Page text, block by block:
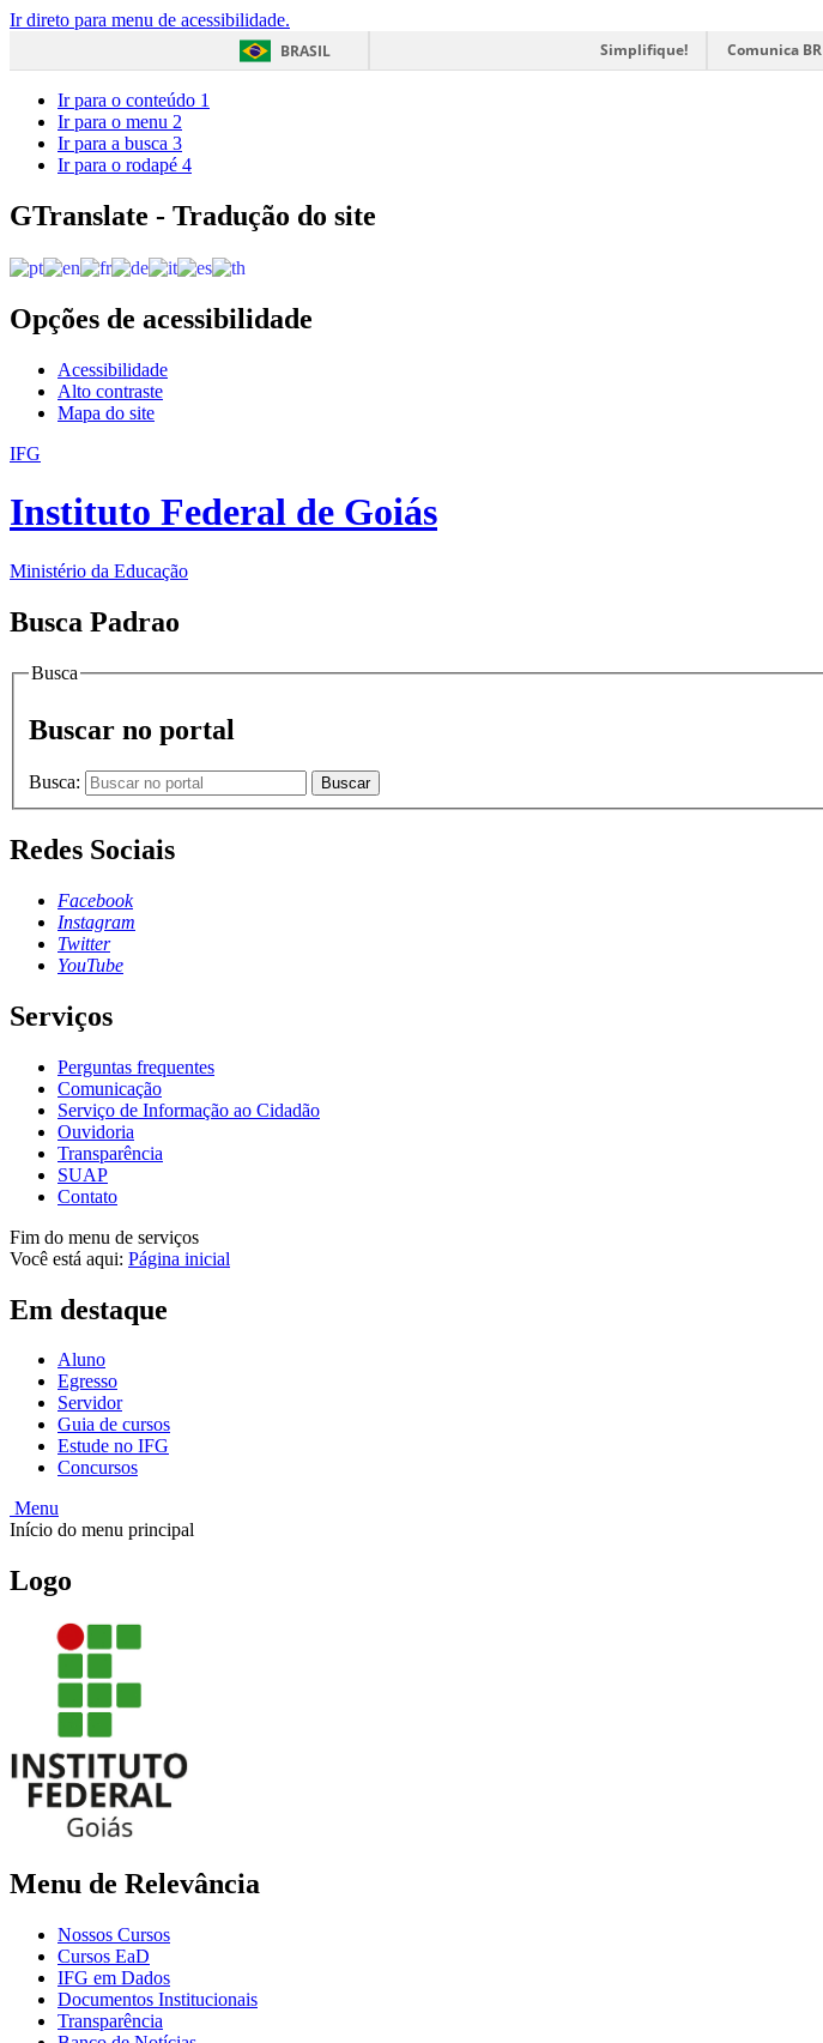
Ir direto para menu de acessibilidade.
BRASIL
Simplifique! Comunica BR
Ir para o conteúdo 1
Ir para o menu 2
Ir para a busca 3
Ir para o rodapé 4
GTranslate - Tradução do site
Opções de acessibilidade
Acessibilidade
Alto contraste
Mapa do site
IFG
Instituto Federal de Goiás
Ministério da Educação
Busca Padrao
Busca
Buscar no portal
Busca: Buscar
Redes Sociais
Facebook
Instagram
Twitter
YouTube
Serviços
Perguntas frequentes
Comunicação
Serviço de Informação ao Cidadão
Ouvidoria
Transparência
SUAP
Contato
Fim do menu de serviços
Você está aqui: Página inicial
Em destaque
Aluno
Egresso
Servidor
Guia de cursos
Estude no IFG
Concursos
Menu
Início do menu principal
Logo
Menu de Relevância
Nossos Cursos
Cursos EaD
IFG em Dados
Documentos Institucionais
Transparência